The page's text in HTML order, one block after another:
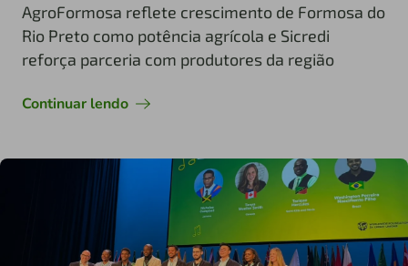
AgroFormosa reflete crescimento de Formosa do
Rio Preto como potência agrícola e Sicredi
reforça parceria com produtores da região
Continuar lendo